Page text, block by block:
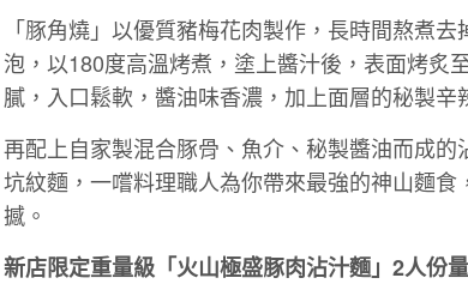
「豚角燒」以優質豬梅花肉製作，長時間熬煮
泡，以180度高溫烤煮，塗上醬汁後，表面烤炙
膩，入口鬆軟，醬油味香濃，加上面層的秘製辛
再配上自家製混合豚骨、魚介、秘製醬油而成
坑紋麵，一嚐料理職人為你帶來最強的神山麵
撼。
新店限定重量級「火山極盛豚肉沾汁麵」2人份